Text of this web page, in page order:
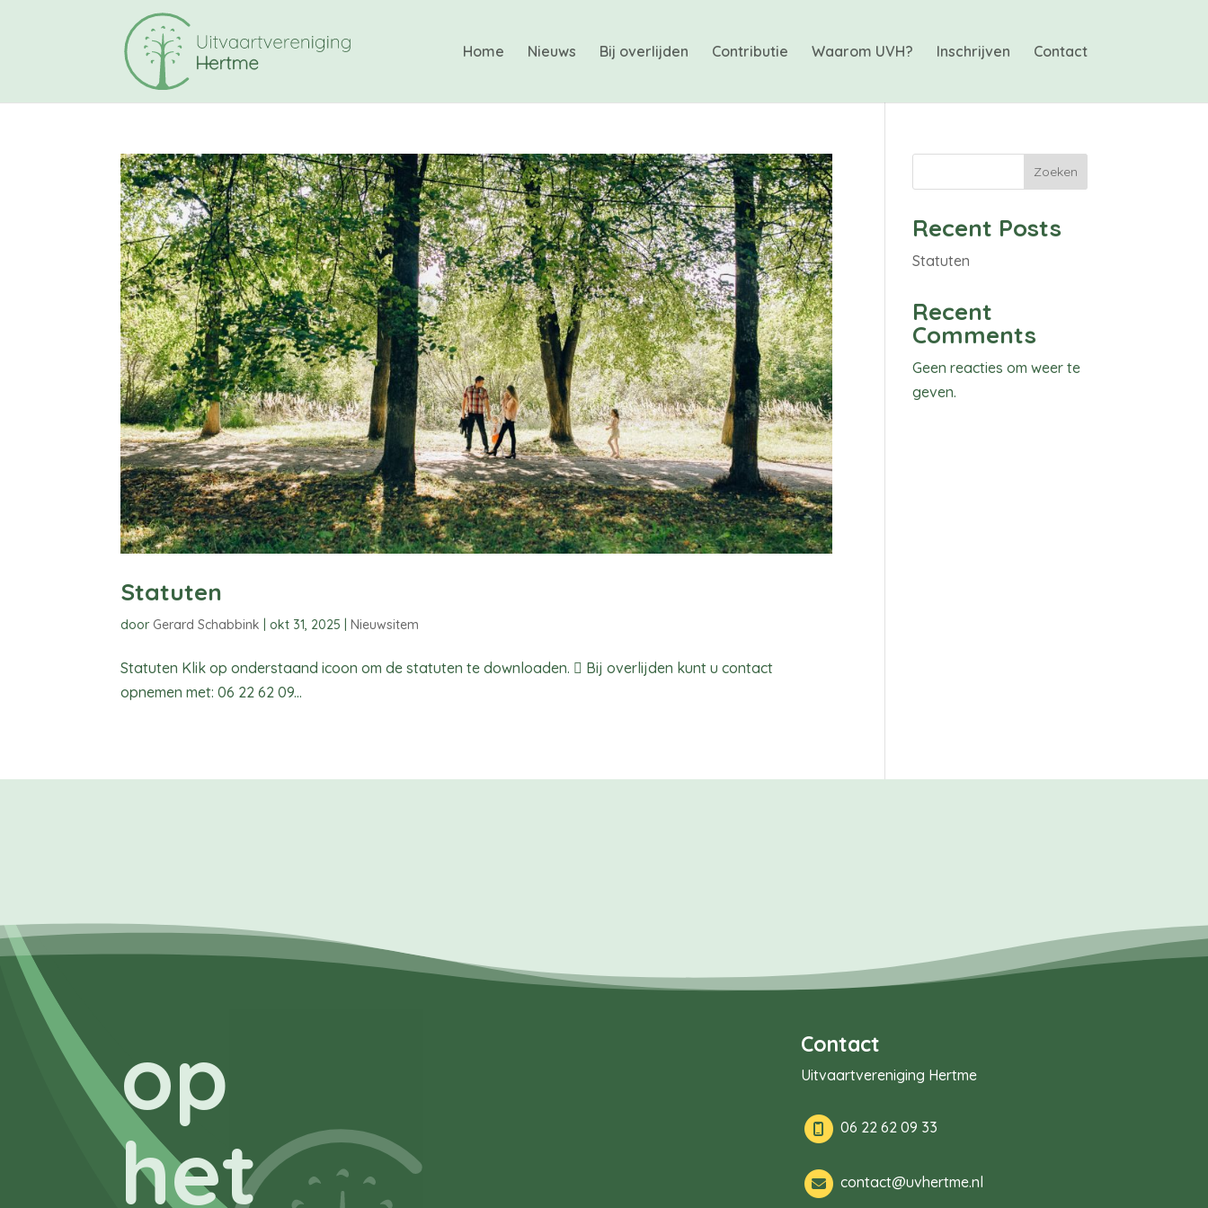
Home Nieuws Bij overlijden Contributie Waarom UVH? Inschrijven Contact
Statuten
door Gerard Schabbink okt 31, 2025 |Nieuwsitem
Statuten Klik op onderstaand icoon om de statuten te downloaden.  Bij overlijden kunt u contact
opnemen met: 06 22 62 09...
Zoeken
Recent Posts
Statuten
Recent
Comments
Geen reacties om weer te
geven.
op
het
Contact
Uitvaartvereniging Hertme
06 22 62 09 33
contact@uvhertme.nl